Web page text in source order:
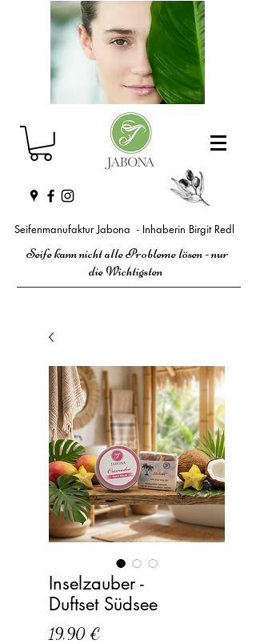
Seifenmanufaktur Jabona - Inhaberin Birgit Redl
Seife kann nicht alle Probleme lösen - nur
die Wichtigsten
Inselzauber -
Duftset Südsee
19,90 €